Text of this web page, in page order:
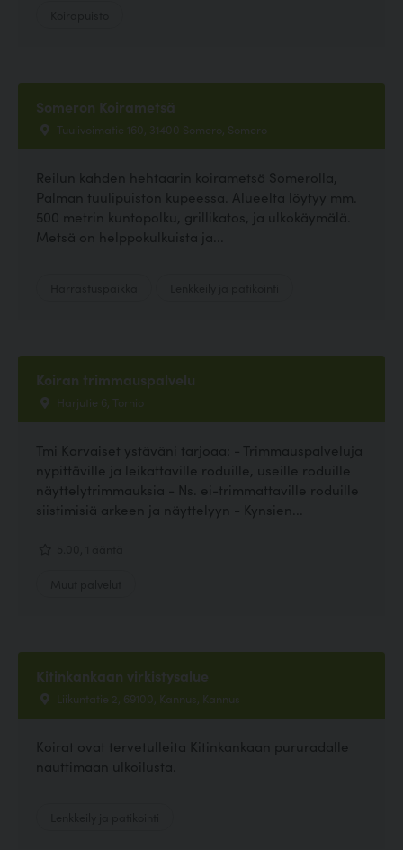
Someron Koirametsä
Tuulivoimatie 160, 31400 Somero, Somero
Reilun kahden hehtaarin koirametsä Somerolla,
Palman tuulipuiston kupeessa. Alueelta löytyy mm.
500 metrin kuntopolku, grillikatos, ja ulkokäymälä.
Metsä on helppokulkuista ja...
Koiran trimmauspalvelu
Harjutie 6, Tornio
Tmi Karvaiset ystäväni tarjoaa: - Trimmauspalveluja
nypittäville ja leikattaville roduille, useille roduille
näyttelytrimmauksia - Ns. ei-trimmattaville roduille
siistimisiä arkeen ja näyttelyyn - Kynsien...
Kitinkankaan virkistysalue
Liikuntatie 2, 69100, Kannus, Kannus
Koirat ovat tervetulleita Kitinkankaan pururadalle
nauttimaan ulkoilusta.